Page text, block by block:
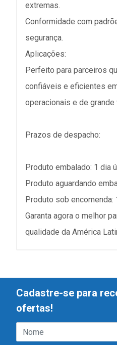
extremas.
Conformidade com
segurança.
Aplicações:
Perfeito para parceiros
confiáveis e eficientes
operacionais e de grande
Prazos de despacho:
Produto embalado: 1 dia
Produto aguardando
Produto sob encomenda:
Garanta agora o melhor
qualidade da América
Cadastre-se para
ofertas!